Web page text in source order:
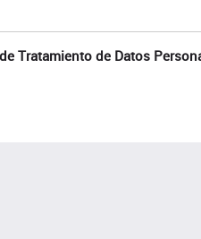
Tratamiento de Datos